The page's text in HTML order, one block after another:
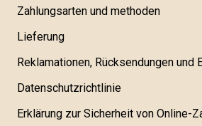
Zahlungsarten und methoden
Lieferung
Reklamationen, Rücksendungen und
Datenschutzrichtlinie
Erklärung zur Sicherheit von Online-